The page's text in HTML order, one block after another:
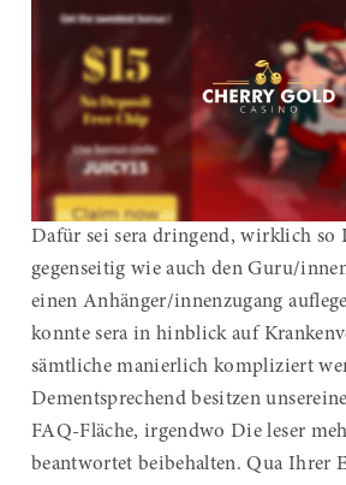
Dafür sei sera dringend, wirklich so
gegenseitig wie auch den Guru/
einen Anhänger/innenzugang
konnte sera in hinblick auf
sämtliche manierlich kompliziert
Dementsprechend besitzen
FAQ-Fläche, irgendwo Die leser
beantwortet beibehalten. Qua Ihrer